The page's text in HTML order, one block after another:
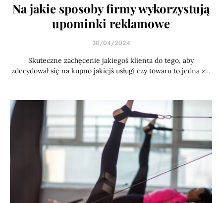
Na jakie sposoby firmy wykorzystują
upominki reklamowe
30/04/2024
Skuteczne zachęcenie jakiegoś klienta do tego, aby
zdecydował się na kupno jakiejś usługi czy towaru to jedna z…